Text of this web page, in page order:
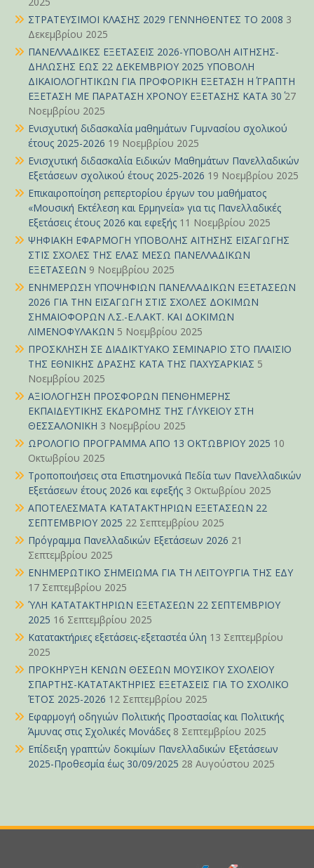
ΣΤΡΑΤΕΥΣΙΜΟΙ ΚΛΑΣΗΣ 2029 ΓΕΝΝΗΘΕΝΤΕΣ ΤΟ 2008 3
Δεκεμβρίου 2025
ΠΑΝΕΛΛΑΔΙΚΕΣ ΕΞΕΤΑΣΕΙΣ 2026-ΥΠΟΒΟΛΗ ΑΙΤΗΣΗΣ-
ΔΗΛΩΣΗΣ ΕΩΣ 22 ΔΕΚΕΜΒΡΙΟΥ 2025 ΥΠΟΒΟΛΗ
ΔΙΚΑΙΟΛΟΓΗΤΙΚΩΝ ΓΙΑ ΠΡΟΦΟΡΙΚΗ ΕΞΕΤΑΣΗ Η΄ ΓΡΑΠΤΗ
ΕΞΕΤΑΣΗ ΜΕ ΠΑΡΑΤΑΣΗ ΧΡΟΝΟΥ ΕΞΕΤΑΣΗΣ ΚΑΤΑ 30΄ 27
Νοεμβρίου 2025
Ενισχυτική διδασκαλία μαθημάτων Γυμνασίου σχολικού
έτους 2025-2026 19 Νοεμβρίου 2025
Ενισχυτική διδασκαλία Ειδικών Μαθημάτων Πανελλαδικών
Εξετάσεων σχολικού έτους 2025-2026 19 Νοεμβρίου 2025
Επικαιροποίηση ρεπερτορίου έργων του μαθήματος
«Μουσική Εκτέλεση και Ερμηνεία» για τις Πανελλαδικές
Εξετάσεις έτους 2026 και εφεξής 11 Νοεμβρίου 2025
ΨΗΦΙΑΚΗ ΕΦΑΡΜΟΓΗ ΥΠΟΒΟΛΗΣ ΑΙΤΗΣΗΣ ΕΙΣΑΓΩΓΗΣ
ΣΤΙΣ ΣΧΟΛΕΣ ΤΗΣ ΕΛΑΣ ΜΕΣΩ ΠΑΝΕΛΛΑΔΙΚΩΝ
ΕΞΕΤΑΣΕΩΝ 9 Νοεμβρίου 2025
ΕΝΗΜΕΡΩΣΗ ΥΠΟΨΗΦΙΩΝ ΠΑΝΕΛΛΑΔΙΚΩΝ ΕΞΕΤΑΣΕΩΝ
2026 ΓΙΑ ΤΗΝ ΕΙΣΑΓΩΓΗ ΣΤΙΣ ΣΧΟΛΕΣ ΔΟΚΙΜΩΝ
ΣΗΜΑΙΟΦΟΡΩΝ Λ.Σ.-Ε.Λ.ΑΚΤ. ΚΑΙ ΔΟΚΙΜΩΝ
ΛΙΜΕΝΟΦΥΛΑΚΩΝ 5 Νοεμβρίου 2025
ΠΡΟΣΚΛΗΣΗ ΣΕ ΔΙΑΔΙΚΤΥΑΚΟ ΣΕΜΙΝΑΡΙΟ ΣΤΟ ΠΛΑΙΣΙΟ
ΤΗΣ ΕΘΝΙΚΗΣ ΔΡΑΣΗΣ ΚΑΤΑ ΤΗΣ ΠΑΧΥΣΑΡΚΙΑΣ 5
Νοεμβρίου 2025
ΑΞΙΟΛΟΓΗΣΗ ΠΡΟΣΦΟΡΩΝ ΠΕΝΘΗΜΕΡΗΣ
ΕΚΠΑΙΔΕΥΤΙΚΗΣ ΕΚΔΡΟΜΗΣ ΤΗΣ Γ΄ΛΥΚΕΙΟΥ ΣΤΗ
ΘΕΣΣΑΛΟΝΙΚΗ 3 Νοεμβρίου 2025
ΩΡΟΛΟΓΙΟ ΠΡΟΓΡΑΜΜΑ ΑΠΟ 13 ΟΚΤΩΒΡΙΟΥ 2025 10
Οκτωβρίου 2025
Τροποποιήσεις στα Επιστημονικά Πεδία των Πανελλαδικών
Εξετάσεων έτους 2026 και εφεξής 3 Οκτωβρίου 2025
ΑΠΟΤΕΛΕΣΜΑΤΑ ΚΑΤΑΤΑΚΤΗΡΙΩΝ ΕΞΕΤΑΣΕΩΝ 22
ΣΕΠΤΕΜΒΡΙΟΥ 2025 22 Σεπτεμβρίου 2025
Πρόγραμμα Πανελλαδικών Εξετάσεων 2026 21
Σεπτεμβρίου 2025
ΕΝΗΜΕΡΩΤΙΚΟ ΣΗΜΕΙΩΜΑ ΓΙΑ ΤΗ ΛΕΙΤΟΥΡΓΙΑ ΤΗΣ ΕΔΥ
17 Σεπτεμβρίου 2025
ΎΛΗ ΚΑΤΑΤΑΚΤΗΡΙΩΝ ΕΞΕΤΑΣΕΩΝ 22 ΣΕΠΤΕΜΒΡΙΟΥ
2025 16 Σεπτεμβρίου 2025
Κατατακτήριες εξετάσεις-εξεταστέα ύλη 13 Σεπτεμβρίου
2025
ΠΡΟΚΗΡΥΞΗ ΚΕΝΩΝ ΘΕΣΕΩΝ ΜΟΥΣΙΚΟΥ ΣΧΟΛΕΙΟΥ
ΣΠΑΡΤΗΣ-ΚΑΤΑΤΑΚΤΗΡΙΕΣ ΕΞΕΤΑΣΕΙΣ ΓΙΑ ΤΟ ΣΧΟΛΙΚΟ
ΈΤΟΣ 2025-2026 12 Σεπτεμβρίου 2025
Εφαρμογή οδηγιών Πολιτικής Προστασίας και Πολιτικής
Άμυνας στις Σχολικές Μονάδες 8 Σεπτεμβρίου 2025
Επίδειξη γραπτών δοκιμίων Πανελλαδικών Εξετάσεων
2025-Προθεσμία έως 30/09/2025 28 Αυγούστου 2025